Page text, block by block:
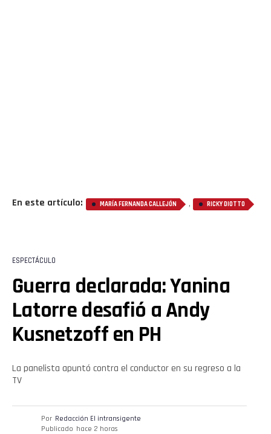
En este artículo: MARÍA FERNANDA CALLEJÓN , RICKY DIOTTO
ESPECTÁCULO
Guerra declarada: Yanina
Latorre desafió a Andy
Kusnetzoff en PH
La panelista apuntó contra el conductor en su regreso a la
TV
Por Redacción El intransigente
Publicado hace 2 horas